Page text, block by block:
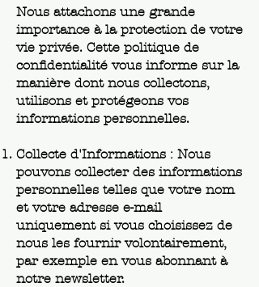
Nous attachons une grande
importance à la protection de votre
vie privée. Cette politique de
confidentialité vous informe sur la
manière dont nous collectons,
utilisons et protégeons vos
informations personnelles.
Collecte d'Informations : Nous
pouvons collecter des informations
personnelles telles que votre nom
et votre adresse e-mail
uniquement si vous choisissez de
nous les fournir volontairement,
par exemple en vous abonnant à
notre newsletter.